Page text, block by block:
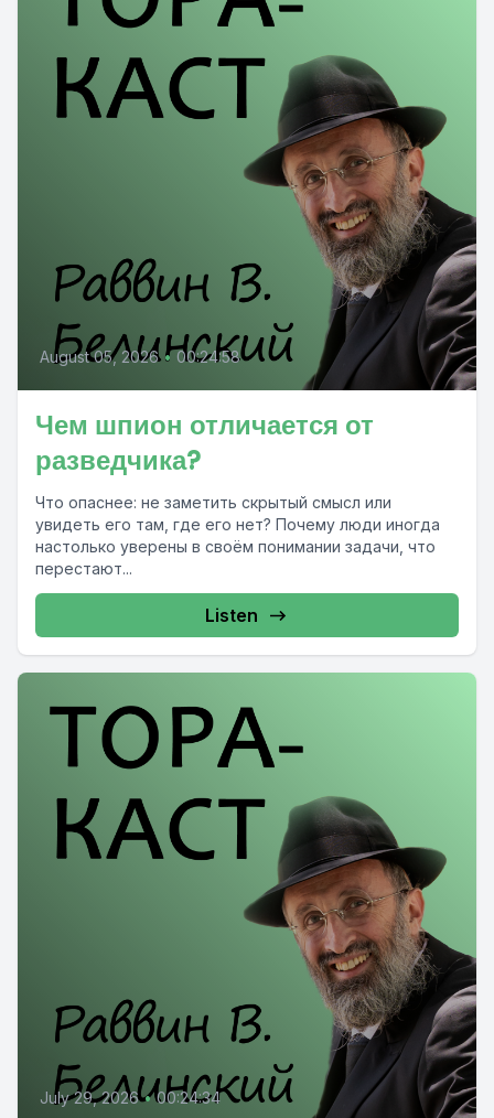
August 05, 2026 • 00:24:58
Чем шпион отличается от
разведчика?
Что опаснее: не заметить скрытый смысл или
увидеть его там, где его нет? Почему люди иногда
настолько уверены в своём понимании задачи, что
перестают...
Listen
July 29, 2026 • 00:24:34